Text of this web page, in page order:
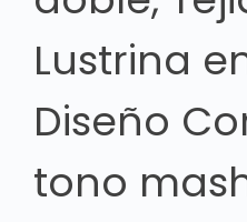
Lustrina
Diseño
tono